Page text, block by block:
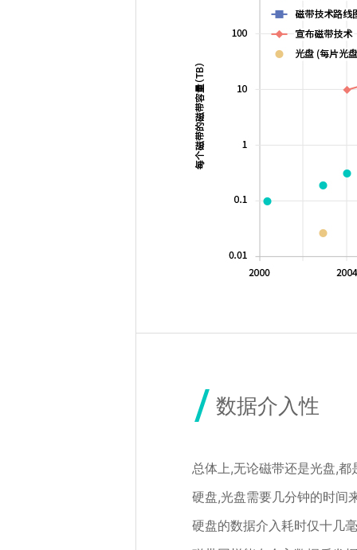
数据介入性
总体上,无论磁带还是光盘,
硬盘,光盘需要几分钟的时间
硬盘的数据介入耗时仅十几